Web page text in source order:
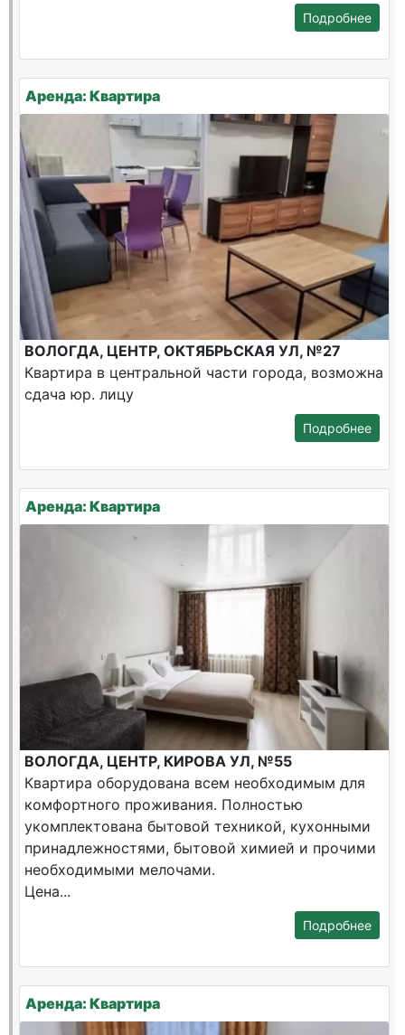
Подробнее
Аренда: Квартира
ВОЛОГДА, ЦЕНТР, ОКТЯБРЬСКАЯ УЛ, №27
Квартира в центральной части города, возможна
сдача юр. лицу
Подробнее
Аренда: Квартира
ВОЛОГДА, ЦЕНТР, КИРОВА УЛ, №55
Квартира оборудована всем необходимым для
комфортного проживания. Полностью
укомплектована бытовой техникой, кухонными
принадлежностями, бытовой химией и прочими
необходимыми мелочами.
Цена...
Подробнее
Аренда: Квартира